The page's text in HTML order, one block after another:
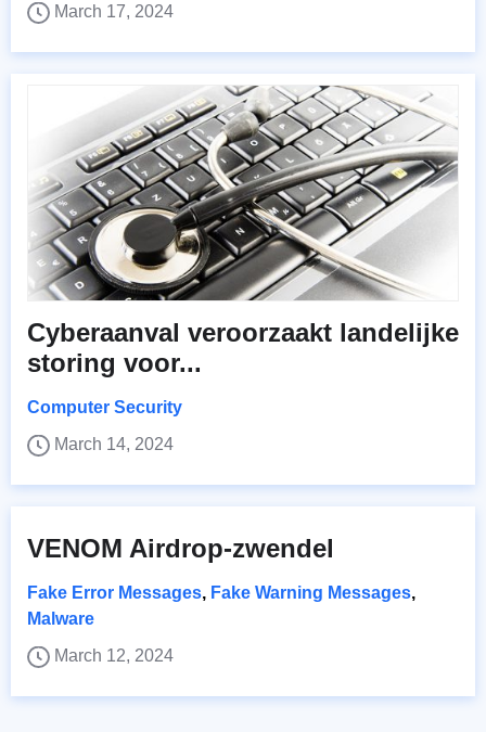
March 17, 2024
Cyberaanval veroorzaakt landelijke
storing voor...
Computer Security
March 14, 2024
VENOM Airdrop-zwendel
Fake Error Messages, Fake Warning Messages,
Malware
March 12, 2024